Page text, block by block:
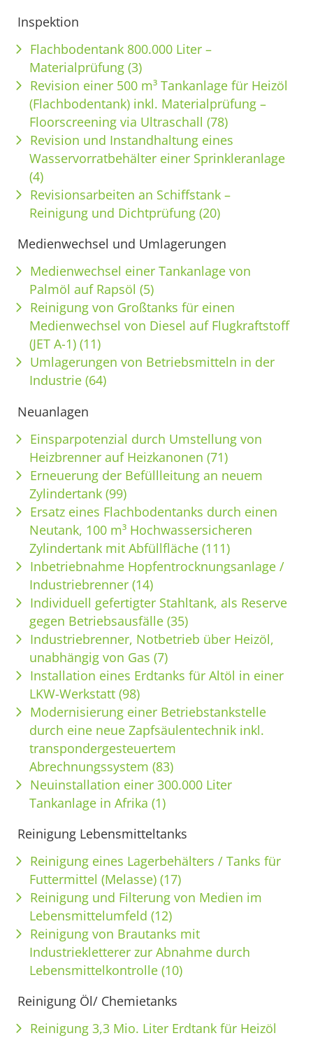
Inspektion
Flachbodentank 800.000 Liter –
Materialprüfung (3)
Revision einer 500 m³ Tankanlage für Heizöl
(Flachbodentank) inkl. Materialprüfung –
Floorscreening via Ultraschall (78)
Revision und Instandhaltung eines
Wasservorratbehälter einer Sprinkleranlage
(4)
Revisionsarbeiten an Schiffstank –
Reinigung und Dichtprüfung (20)
Medienwechsel und Umlagerungen
Medienwechsel einer Tankanlage von
Palmöl auf Rapsöl (5)
Reinigung von Großtanks für einen
Medienwechsel von Diesel auf Flugkraftstoff
(JET A-1) (11)
Umlagerungen von Betriebsmitteln in der
Industrie (64)
Neuanlagen
Einsparpotenzial durch Umstellung von
Heizbrenner auf Heizkanonen (71)
Erneuerung der Befüllleitung an neuem
Zylindertank (99)
Ersatz eines Flachbodentanks durch einen
Neutank, 100 m³ Hochwassersicheren
Zylindertank mit Abfüllfläche (111)
Inbetriebnahme Hopfentrocknungsanlage /
Industriebrenner (14)
Individuell gefertigter Stahltank, als Reserve
gegen Betriebsausfälle (35)
Industriebrenner, Notbetrieb über Heizöl,
unabhängig von Gas (7)
Installation eines Erdtanks für Altöl in einer
LKW-Werkstatt (98)
Modernisierung einer Betriebstankstelle
durch eine neue Zapfsäulentechnik inkl.
transpondergesteuertem
Abrechnungssystem (83)
Neuinstallation einer 300.000 Liter
Tankanlage in Afrika (1)
Reinigung Lebensmitteltanks
Reinigung eines Lagerbehälters / Tanks für
Futtermittel (Melasse) (17)
Reinigung und Filterung von Medien im
Lebensmittelumfeld (12)
Reinigung von Brautanks mit
Industriekletterer zur Abnahme durch
Lebensmittelkontrolle (10)
Reinigung Öl/ Chemietanks
Reinigung 3,3 Mio. Liter Erdtank für Heizöl